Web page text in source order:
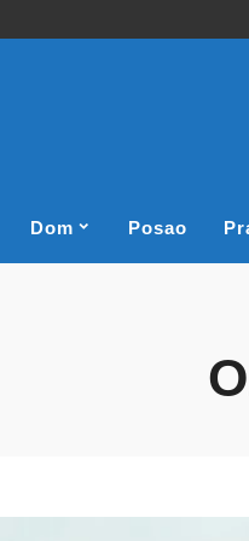
Dom Posao